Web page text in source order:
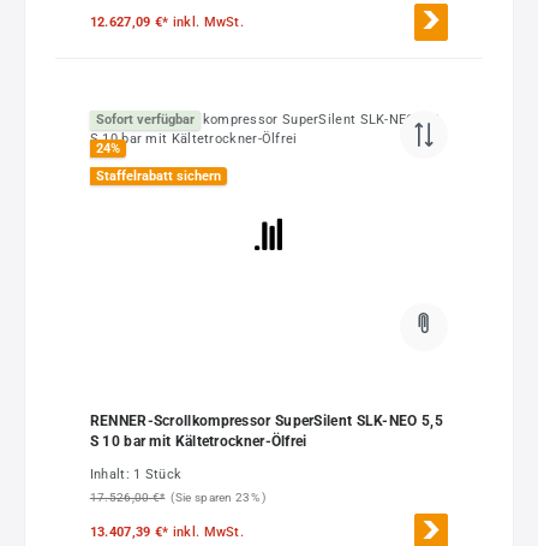
12.627,09 €* inkl. MwSt.
Sofort verfügbar
24%
Staffelrabatt sichern
RENNER-Scrollkompressor SuperSilent SLK-NEO 5,5
S 10 bar mit Kältetrockner-Ölfrei
Inhalt: 1 Stück
17.526,00 €* (Sie sparen 23% )
13.407,39 €* inkl. MwSt.